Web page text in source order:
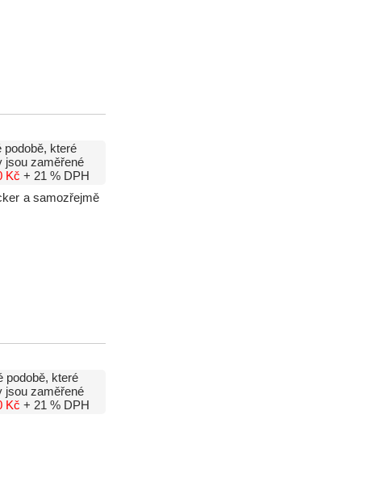
podobě, které
jsou zaměřené
Kč + 21 % DPH
a samozřejmě
podobě, které
jsou zaměřené
Kč + 21 % DPH